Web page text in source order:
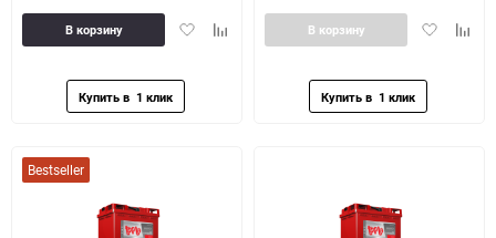
ДобавитьДобавить
В корзину
Добавить
В корзину
Bestseller